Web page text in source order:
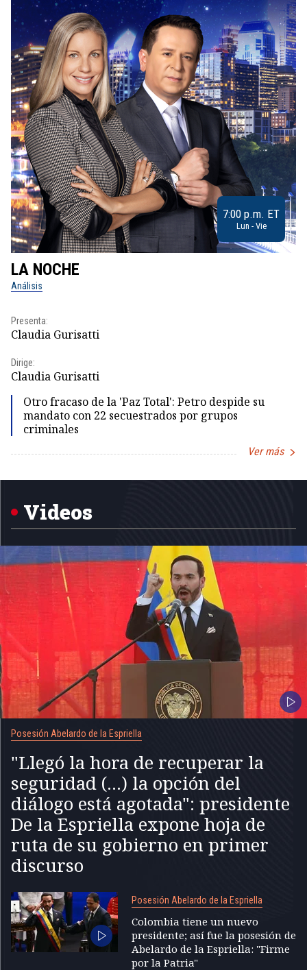
7:00 p.m. ET
Lun - Vie
LA NOCHE
Análisis
Presenta:
Claudia Gurisatti
Dirige:
Claudia Gurisatti
Otro fracaso de la 'Paz Total': Petro despide su
mandato con 22 secuestrados por grupos
criminales
Ver más
Videos
Posesión Abelardo de la Espriella
"Llegó la hora de recuperar la
seguridad (...) la opción del
diálogo está agotada": presidente
De la Espriella expone hoja de
ruta de su gobierno en primer
discurso
Posesión Abelardo de la Espriella
Colombia tiene un nuevo
presidente; así fue la posesión de
Abelardo de la Espriella: "Firme
por la Patria"